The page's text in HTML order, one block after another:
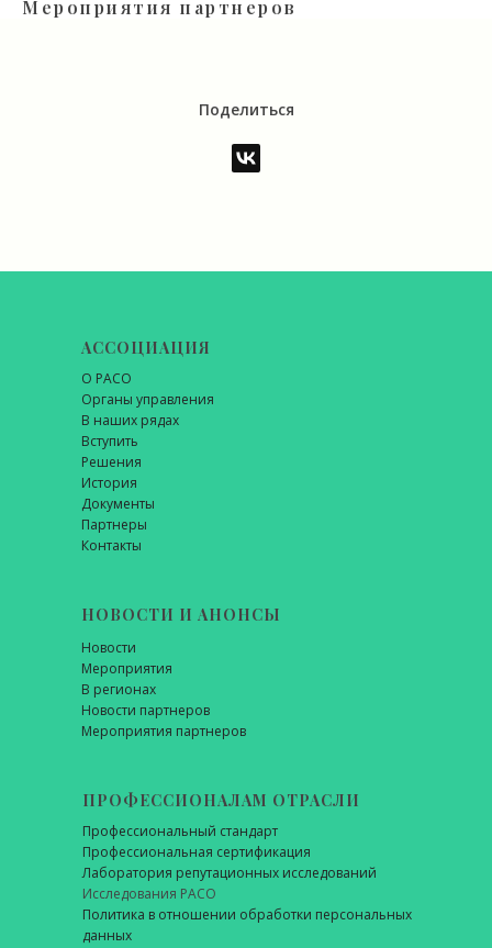
Мероприятия партнеров
Поделиться
АССОЦИАЦИЯ
О РАСО
Органы управления
В наших рядах
Вступить
Решения
История
Документы
Партнеры
Контакты
НОВОСТИ И АНОНСЫ
Новости
Мероприятия
В регионах
Новости партнеров
Мероприятия партнеров
ПРОФЕССИОНАЛАМ ОТРАСЛИ
Профессиональный стандарт
Профессиональная сертификация
Лаборатория репутационных исследований
Исследования РАСО
Политика в отношении обработки персональных
данных